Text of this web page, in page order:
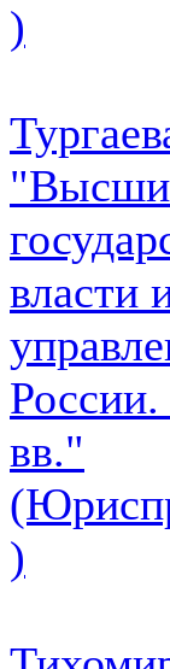
)
власти
вв."
)